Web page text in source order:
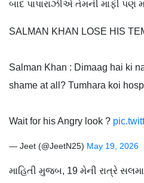
બાદ પાપારાઝીએ તેમની માફી પણ
SALMAN KHAN LOSE HIS
Salman Khan : Dimaag hai ki
shame at all? Tumhara koi
Wait for his Angry look ?
— Jeet (@JeetN25) May 19, 2026
માહિતી મુજબ, 19 મેની રાત્રે